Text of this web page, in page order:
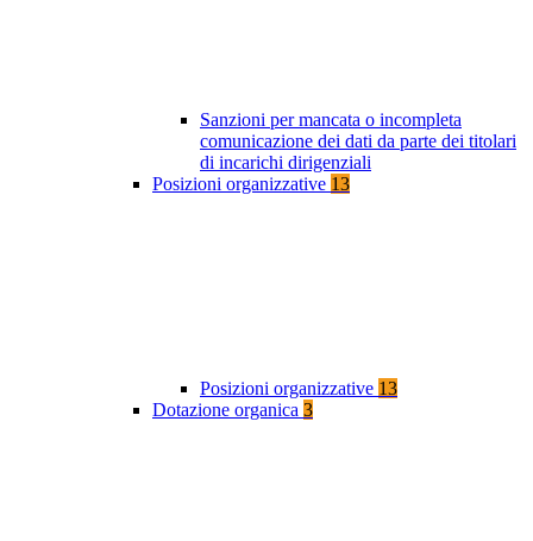
Sanzioni per mancata o incompleta
comunicazione dei dati da parte dei titolari
di incarichi dirigenziali
Posizioni organizzative 13
Posizioni organizzative 13
Dotazione organica 3